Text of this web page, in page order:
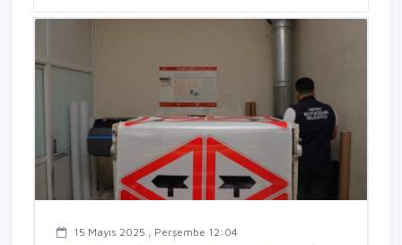
15 Mayıs 2025 , Perşembe 12:04